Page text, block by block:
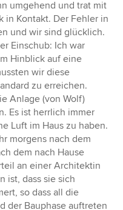
umgehend und trat mit
in Kontakt. Der Fehler in
und wir sind glücklich.
Einschub: Ich war
Hinblick auf eine
wir diese
zu erreichen.
Anlage (von Wolf)
Es ist herrlich immer
Luft im Haus zu haben.
morgens nach dem
dem nach Hause
an einer Architektin
ist, dass sie sich
so dass all die
der Bauphase auftreten